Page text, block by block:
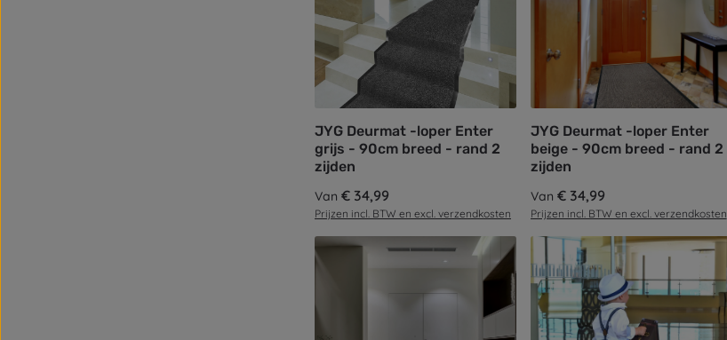
JYG Deurmat -loper Enter
grijs - 90cm breed - rand 2
zijden
Normale prijs:
Van € 34,99
Prijzen incl. BTW en excl. verzendkosten
JYG Deurmat -loper Enter
beige - 90cm breed - rand 2
zijden
Normale prijs:
Van € 34,99
Prijzen incl. BTW en excl. verzendkosten